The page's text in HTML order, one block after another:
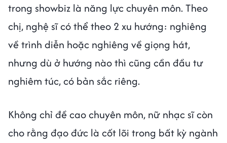
trong showbiz là năng lực chuyên môn. Theo
chị, nghệ sĩ có thể theo 2 xu hướng: nghiêng
về trình diễn hoặc nghiêng về giọng hát,
nhưng dù ở hướng nào thì cũng cần đầu tư
nghiêm túc, có bản sắc riêng.
Không chỉ đề cao chuyên môn, nữ nhạc sĩ còn
cho rằng đạo đức là cốt lõi trong bất kỳ ngành